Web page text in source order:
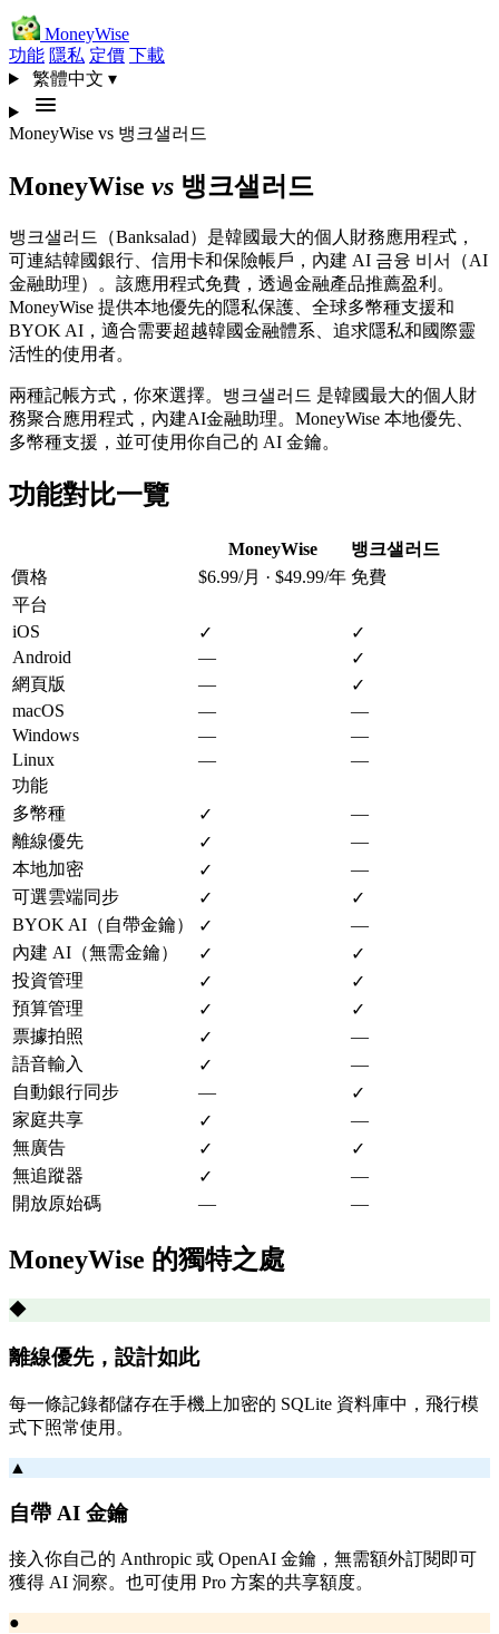
MoneyWise
功能 隱私 定價 下載
繁體中文 ▾
MoneyWise vs 뱅크샐러드
MoneyWise vs 뱅크샐러드
뱅크샐러드（Banksalad）是韓國最大的個人財務應用程式，
可連結韓國銀行、信用卡和保險帳戶，內建 AI 금융 비서（AI
金融助理）。該應用程式免費，透過金融產品推薦盈利。
MoneyWise 提供本地優先的隱私保護、全球多幣種支援和
BYOK AI，適合需要超越韓國金融體系、追求隱私和國際靈
活性的使用者。
兩種記帳方式，你來選擇。뱅크샐러드 是韓國最大的個人財
務聚合應用程式，內建AI金融助理。MoneyWise 本地優先、
多幣種支援，並可使用你自己的 AI 金鑰。
功能對比一覽
MoneyWise
뱅크샐러드
價格
$6.99/月 · $49.99/年 免費
平台
iOS
✓
✓
Android
—
✓
網頁版
—
✓
macOS
—
—
Windows
—
—
Linux
—
—
功能
多幣種
✓
—
離線優先
✓
—
本地加密
✓
—
可選雲端同步
✓
✓
BYOK AI（自帶金鑰）
✓
—
內建 AI（無需金鑰）
✓
✓
投資管理
✓
✓
預算管理
✓
✓
票據拍照
✓
—
語音輸入
✓
—
自動銀行同步
—
✓
家庭共享
✓
—
無廣告
✓
✓
無追蹤器
✓
—
開放原始碼
— —
MoneyWise 的獨特之處
◆
離線優先，設計如此
每一條記錄都儲存在手機上加密的 SQLite 資料庫中，飛行模
式下照常使用。
▲
自帶 AI 金鑰
接入你自己的 Anthropic 或 OpenAI 金鑰，無需額外訂閱即可
獲得 AI 洞察。也可使用 Pro 方案的共享額度。
●